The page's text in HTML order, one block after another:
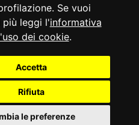
Se vuoi
più leggi l'informativa
dei cookie.
Accetta
Rifiuta
le preferenze
|glossario
|feedback
Realizzato da